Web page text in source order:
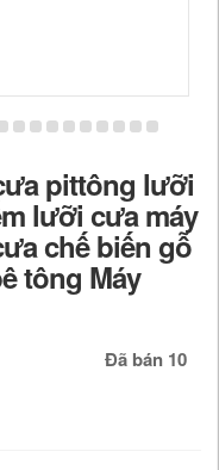
pittông lưỡi
lưỡi cưa máy
chế biến gỗ
tông Máy
Đã bán 10